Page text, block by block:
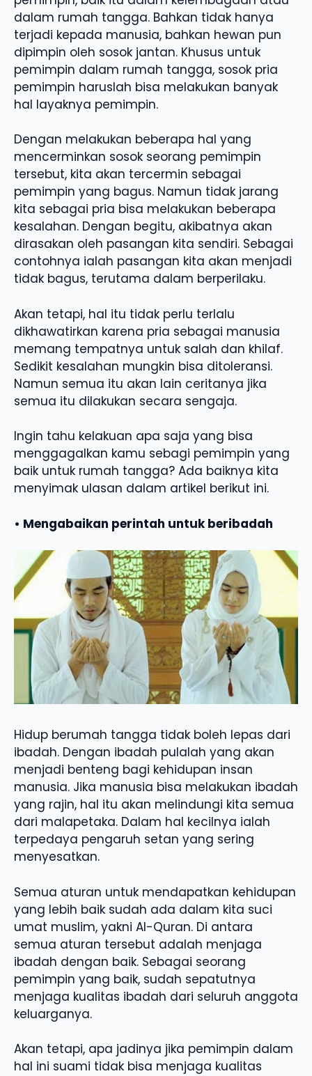
dalam rumah tangga. Bahkan tidak hanya
terjadi kepada manusia, bahkan hewan pun
dipimpin oleh sosok jantan. Khusus untuk
pemimpin dalam rumah tangga, sosok pria
pemimpin haruslah bisa melakukan banyak
hal layaknya pemimpin.
Dengan melakukan beberapa hal yang
mencerminkan sosok seorang pemimpin
tersebut, kita akan tercermin sebagai
pemimpin yang bagus. Namun tidak jarang
kita sebagai pria bisa melakukan beberapa
kesalahan. Dengan begitu, akibatnya akan
dirasakan oleh pasangan kita sendiri. Sebagai
contohnya ialah pasangan kita akan menjadi
tidak bagus, terutama dalam berperilaku.
Akan tetapi, hal itu tidak perlu terlalu
dikhawatirkan karena pria sebagai manusia
memang tempatnya untuk salah dan khilaf.
Sedikit kesalahan mungkin bisa ditoleransi.
Namun semua itu akan lain ceritanya jika
semua itu dilakukan secara sengaja.
Ingin tahu kelakuan apa saja yang bisa
menggagalkan kamu sebagi pemimpin yang
baik untuk rumah tangga? Ada baiknya kita
menyimak ulasan dalam artikel berikut ini.
• Mengabaikan perintah untuk beribadah
Hidup berumah tangga tidak boleh lepas dari
ibadah. Dengan ibadah pulalah yang akan
menjadi benteng bagi kehidupan insan
manusia. Jika manusia bisa melakukan ibadah
yang rajin, hal itu akan melindungi kita semua
dari malapetaka. Dalam hal kecilnya ialah
terpedaya pengaruh setan yang sering
menyesatkan.
Semua aturan untuk mendapatkan kehidupan
yang lebih baik sudah ada dalam kita suci
umat muslim, yakni Al-Quran. Di antara
semua aturan tersebut adalah menjaga
ibadah dengan baik. Sebagai seorang
pemimpin yang baik, sudah sepatutnya
menjaga kualitas ibadah dari seluruh anggota
keluarganya.
Akan tetapi, apa jadinya jika pemimpin dalam
hal ini suami tidak bisa menjaga kualitas